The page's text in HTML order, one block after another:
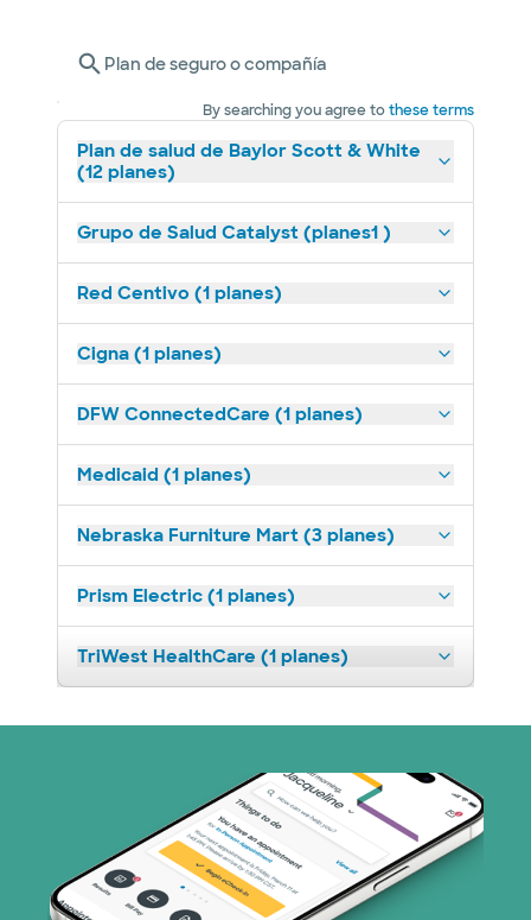
Plan de seguro o compañía
By searching you agree tothese terms
Plan de salud de Baylor Scott & White
(12 planes)
Grupo de Salud Catalyst (planes1 )
Red Centivo (1 planes)
Cigna (1 planes)
DFW ConnectedCare (1 planes)
Medicaid (1 planes)
Nebraska Furniture Mart (3 planes)
Prism Electric (1 planes)
TriWest HealthCare (1 planes)